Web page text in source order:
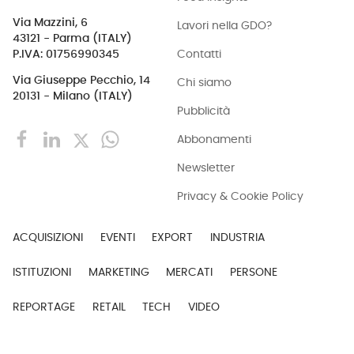
Via Mazzini, 6
43121 - Parma (ITALY)
P.IVA: 01756990345
Via Giuseppe Pecchio, 14
20131 - Milano (ITALY)
Lavori nella GDO?
Contatti
Chi siamo
Pubblicità
Abbonamenti
Newsletter
Privacy & Cookie Policy
ACQUISIZIONI EVENTI EXPORT INDUSTRIA
ISTITUZIONI MARKETING MERCATI PERSONE
REPORTAGE RETAIL TECH VIDEO